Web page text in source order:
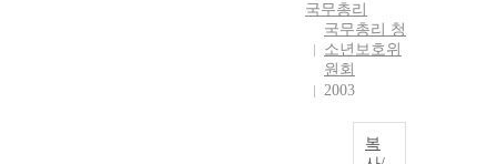
국무총리
국무총리 청
소년보호위
원회
2003
복